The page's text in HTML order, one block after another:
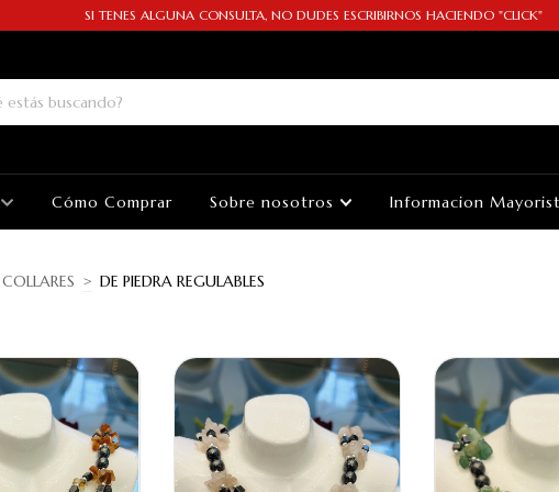
SI TENES ALGUNA CONSULTA, NO DUDES ESCRIBIRNOS HACIENDO "CLICK"
Cómo Comprar Sobre nosotros Informacion
COLLARES > DE PIEDRA REGULABLES